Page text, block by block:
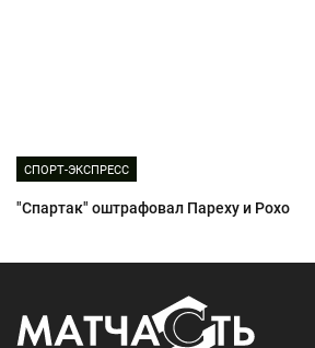
СПОРТ-ЭКСПРЕСС
"Спартак" оштрафовал Пареху и Рохо